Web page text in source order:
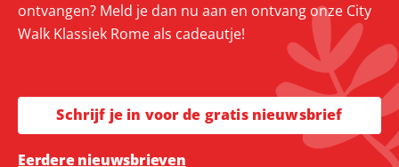
ontvangen? Meld je dan nu aan en ontvang onze City
Walk Klassiek Rome als cadeautje!
Schrijf je in voor de gratis nieuwsbrief
Eerdere nieuwsbrieven